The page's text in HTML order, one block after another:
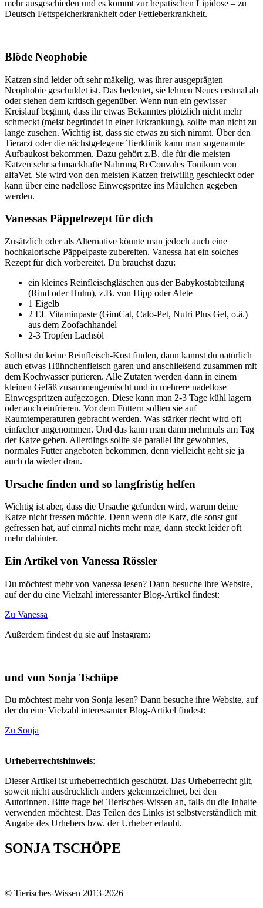
mehr ausgeschieden und es kommt zur hepatischen Lipidose – zu
Deutsch Fettspeicherkrankheit oder Fettleberkrankheit.
Blöde Neophobie
Katzen sind leider oft sehr mäkelig, was ihrer ausgeprägten
Neophobie geschuldet ist. Das bedeutet, sie lehnen Neues erstmal ab
oder stehen dem kritisch gegenüber. Wenn nun ein gewisser
Kreislauf beginnt, dass ihr etwas Bekanntes plötzlich nicht mehr
schmeckt (meist begründet in einer Erkrankung), sollte man nicht zu
lange zusehen. Wichtig ist, dass sie etwas zu sich nimmt. Über den
Tierarzt oder die nächstgelegene Tierklinik kann man sogenannte
Aufbaukost bekommen. Dazu gehört z.B. die für die meisten
Katzen sehr schmackhafte Nahrung ReConvales Tonikum von
alfaVet. Sie wird von den meisten Katzen freiwillig geschleckt oder
kann über eine nadellose Einwegspritze ins Mäulchen gegeben
werden.
Vanessas Päppelrezept für dich
Zusätzlich oder als Alternative könnte man jedoch auch eine
hochkalorische Päppelpaste zubereiten. Vanessa hat ein solches
Rezept für dich vorbereitet. Du brauchst dazu:
ein kleines Reinfleischgläschen aus der Babykostabteilung
(Rind oder Huhn), z.B. von Hipp oder Alete
1 Eigelb
2 EL Vitaminpaste (GimCat, Calo-Pet, Nutri Plus Gel, o.ä.)
aus dem Zoofachhandel
2-3 Tropfen Lachsöl
Solltest du keine Reinfleisch-Kost finden, dann kannst du natürlich
auch etwas Hühnchenfleisch garen und anschließend zusammen mit
dem Kochwasser pürieren. Alle Zutaten werden dann in einem
kleinen Gefäß zusammengemischt und in mehrere nadellose
Einwegspritzen aufgezogen. Diese kann man 2-3 Tage kühl lagern
oder auch einfrieren. Vor dem Füttern sollten sie auf
Raumtemperaturen gebracht werden. Was stärker riecht wird oft
einfacher angenommen. Und das kann man dann mehrmals am Tag
der Katze geben. Allerdings sollte sie parallel ihr gewohntes,
normales Futter angeboten bekommen, denn vielleicht geht sie ja
auch da wieder dran.
Ursache finden und so langfristig helfen
Wichtig ist aber, dass die Ursache gefunden wird, warum deine
Katze nicht fressen möchte. Denn wenn die Katz, die sonst gut
gefressen hat, auf einmal nichts mehr mag, dann steckt leider oft
mehr dahinter.
Ein Artikel von Vanessa Rössler
Du möchtest mehr von Vanessa lesen? Dann besuche ihre Website,
auf der du eine Vielzahl interessanter Blog-Artikel findest:
Zu Vanessa
Außerdem findest du sie auf Instagram:
und von Sonja Tschöpe
Du möchtest mehr von Sonja lesen? Dann besuche ihre Website, auf
der du eine Vielzahl interessanter Blog-Artikel findest:
Zu Sonja
Urheberrechtshinweis:
Dieser Artikel ist urheberrechtlich geschützt. Das Urheberrecht gilt,
soweit nicht ausdrücklich anders gekennzeichnet, bei den
Autorinnen. Bitte frage bei Tierisches-Wissen an, falls du die Inhalte
verwenden möchtest. Das Teilen des Links ist selbstverständlich mit
Angabe des Urhebers bzw. der Urheber erlaubt.
SONJA TSCHÖPE
© Tierisches-Wissen 2013-2026